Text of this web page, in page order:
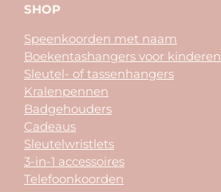
SHOP
Speenkoorden met naam
Boekentashangers voor kinderen
Sleutel- of tassenhangers
Kralenpennen
Badgehouders
Cadeaus
Sleutelwristlets
3-in-1 accessoires
Telefoonkoorden